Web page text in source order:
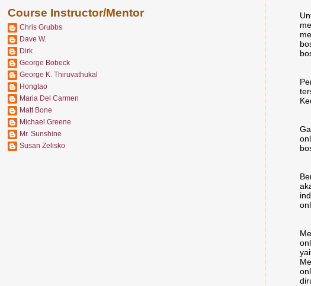
Course Instructor/Mentor
Chris Grubbs
Dave W.
Dirk
George Bobeck
George K. Thiruvathukal
Hongtao
Maria Del Carmen
Matt Bone
Michael Greene
Mr. Sunshine
Susan Zelisko